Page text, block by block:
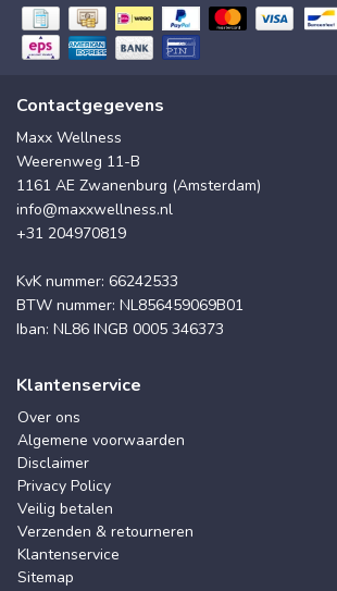
Contactgegevens
Maxx Wellness
Weerenweg 11-B
1161 AE Zwanenburg (Amsterdam)
info@maxxwellness.nl
+31 204970819
KvK nummer: 66242533
BTW nummer: NL856459069B01
Iban: NL86 INGB 0005 346373
Klantenservice
Over ons
Algemene voorwaarden
Disclaimer
Privacy Policy
Veilig betalen
Verzenden & retourneren
Klantenservice
Sitemap